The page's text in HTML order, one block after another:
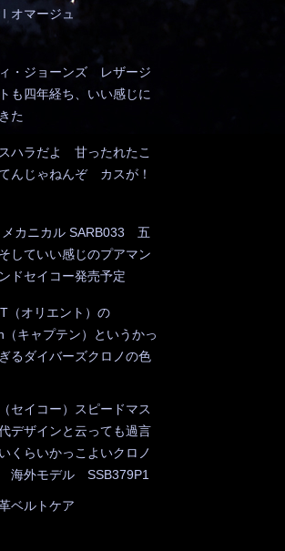
オマージュ
・ジョーンズ レザージ
も四年経ち、いい感じに
た
ハラだよ 甘ったれたこ
んじゃねんぞ カスが！
メカニカル SARB033 五
していい感じのプアマン
ドセイコー発売予定
（オリエント）の
（キャプテン）というかっ
るダイバーズクロノの色
セイコー）スピードマス
デザインと云っても過言
くらいかっこよいクロノ
海外モデル SSB379P1
ベルトケア